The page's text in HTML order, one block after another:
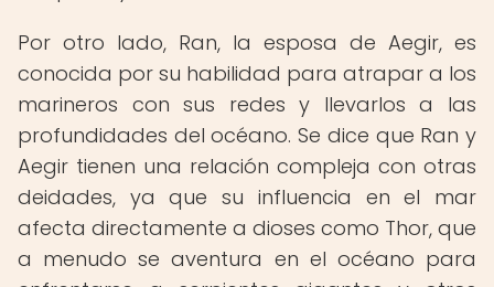
Por otro lado, Ran, la esposa de Aegir, es
conocida por su habilidad para atrapar a los
marineros con sus redes y llevarlos a las
profundidades del océano. Se dice que Ran y
Aegir tienen una relación compleja con otras
deidades, ya que su influencia en el mar
afecta directamente a dioses como Thor, que
a menudo se aventura en el océano para